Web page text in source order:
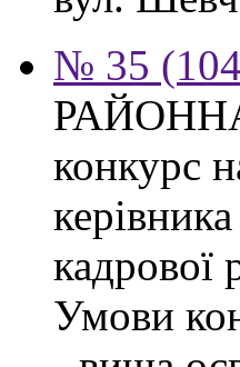
№ 35
конкурс
кадрової
Умови